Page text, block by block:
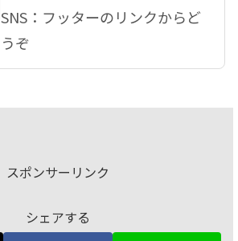
SNS：フッターのリンクからど
うぞ
スポンサーリンク
シェアする